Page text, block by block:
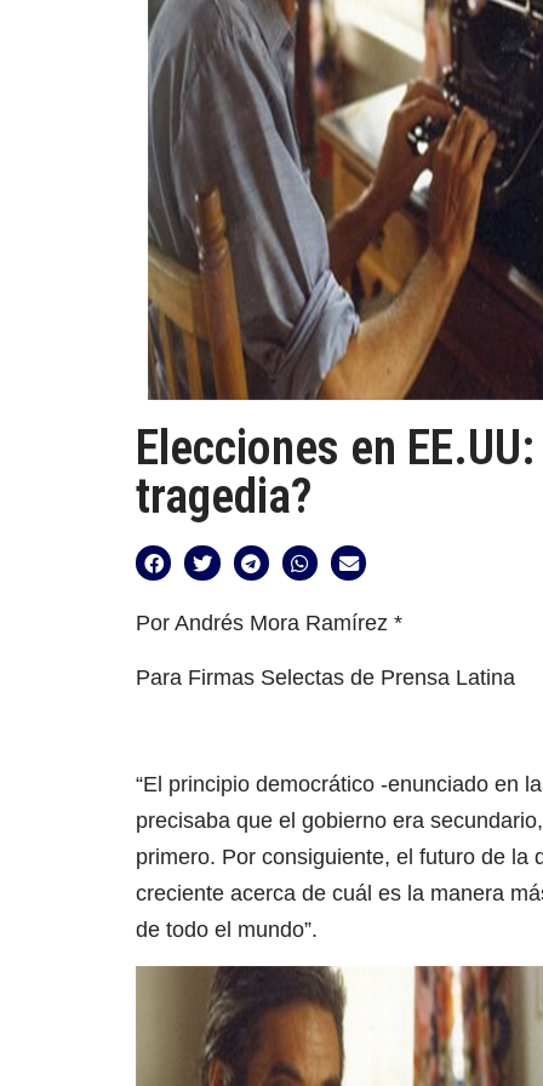
Elecciones en
tragedia?
Por Andrés Mora Ramírez *
Para Firmas Selectas de Prensa Latina
“El principio democrático -enunciado en
precisaba que el gobierno era
primero. Por consiguiente, el futuro de la
creciente acerca de cuál es la manera
de todo el mundo”.